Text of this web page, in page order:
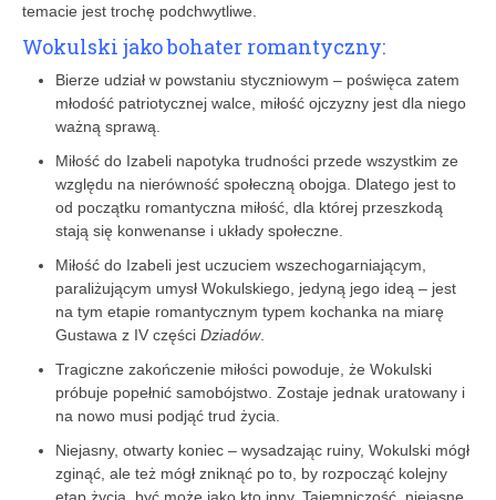
temacie jest trochę podchwytliwe.
Wokulski jako bohater romantyczny:
Bierze udział w powstaniu styczniowym – poświęca zatem
młodość patriotycznej walce, miłość ojczyzny jest dla niego
ważną sprawą.
Miłość do Izabeli napotyka trudności przede wszystkim ze
względu na nierówność społeczną obojga. Dlatego jest to
od początku romantyczna miłość, dla której przeszkodą
stają się konwenanse i układy społeczne.
Miłość do Izabeli jest uczuciem wszechogarniającym,
paraliżującym umysł Wokulskiego, jedyną jego ideą – jest
na tym etapie romantycznym typem kochanka na miarę
Gustawa z IV części Dziadów.
Tragiczne zakończenie miłości powoduje, że Wokulski
próbuje popełnić samobójstwo. Zostaje jednak uratowany i
na nowo musi podjąć trud życia.
Niejasny, otwarty koniec – wysadzając ruiny, Wokulski mógł
zginąć, ale też mógł zniknąć po to, by rozpocząć kolejny
etap życia, być może jako kto inny. Tajemniczość, niejasne